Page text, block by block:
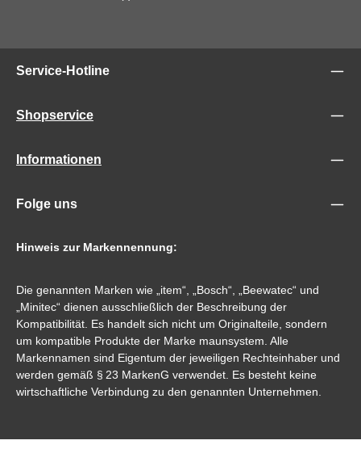
Service-Hotline
Shopservice
Informationen
Folge uns
Hinweis zur Markennennung:
Die genannten Marken wie „item“, „Bosch“, „Beewatec“ und
„Minitec“ dienen ausschließlich der Beschreibung der
Kompatibilität. Es handelt sich nicht um Originalteile, sondern
um kompatible Produkte der Marke maunsystem. Alle
Markennamen sind Eigentum der jeweiligen Rechteinhaber und
werden gemäß § 23 MarkenG verwendet. Es besteht keine
wirtschaftliche Verbindung zu den genannten Unternehmen.